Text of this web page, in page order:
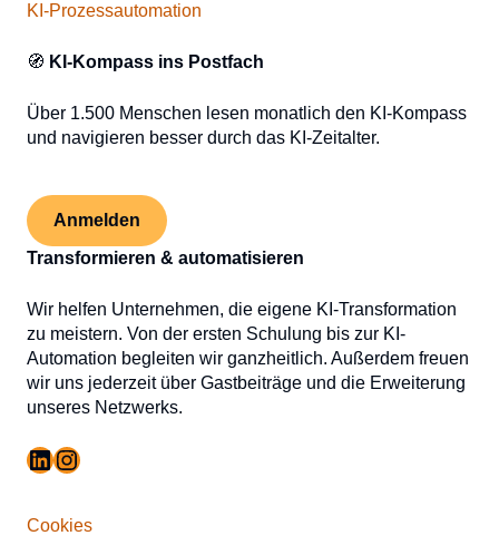
KI-Prozessautomation
🧭 KI-Kompass ins Postfach
Über 1.500 Menschen lesen monatlich den KI-Kompass
und navigieren besser durch das KI-Zeitalter.
Anmelden
Transformieren & automatisieren
Wir helfen Unternehmen, die eigene KI-Transformation
zu meistern. Von der ersten Schulung bis zur KI-
Automation begleiten wir ganzheitlich. Außerdem freuen
wir uns jederzeit über Gastbeiträge und die Erweiterung
unseres Netzwerks.
LinkedIn
Instagram
Cookies